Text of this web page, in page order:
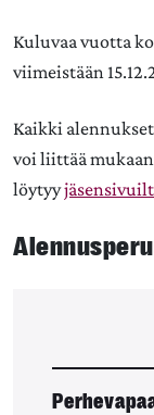
Kuluvaa vuotta
viimeistään
Kaikki
voi liittää
löytyy